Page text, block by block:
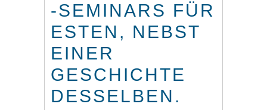
-SEMINARS FÜR
ESTEN, NEBST
EINER
GESCHICHTE
DESSELBEN.